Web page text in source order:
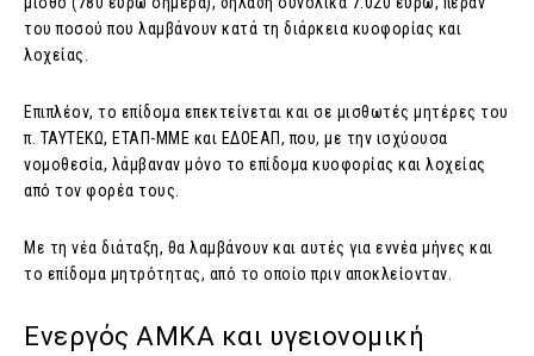
του ποσού που λαμβάνουν κατά τη διάρκεια κυοφορίας και
λοχείας.
Επιπλέον, το επίδομα επεκτείνεται και σε μισθωτές μητέρες του
π. ΤΑΥΤΕΚΩ, ΕΤΑΠ-ΜΜΕ και ΕΔΟΕΑΠ, που, με την ισχύουσα
νομοθεσία, λάμβαναν μόνο το επίδομα κυοφορίας και λοχείας
από τον φορέα τους.
Με τη νέα διάταξη, θα λαμβάνουν και αυτές για εννέα μήνες και
το επίδομα μητρότητας, από το οποίο πριν αποκλείονταν.
Ενεργός ΑΜΚΑ και υγειονομική